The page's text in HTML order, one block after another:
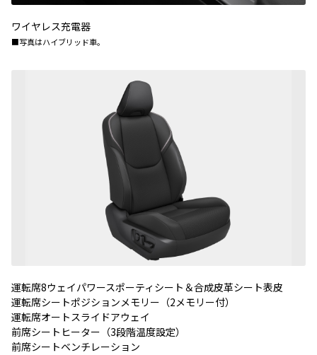
ワイヤレス充電器
■写真はハイブリッド車。
運転席8ウェイパワースポーティシート＆合成皮革シート表皮
運転席シートポジションメモリー（2メモリー付）
運転席オートスライドアウェイ
前席シートヒーター（3段階温度設定）
前席シートベンチレーション